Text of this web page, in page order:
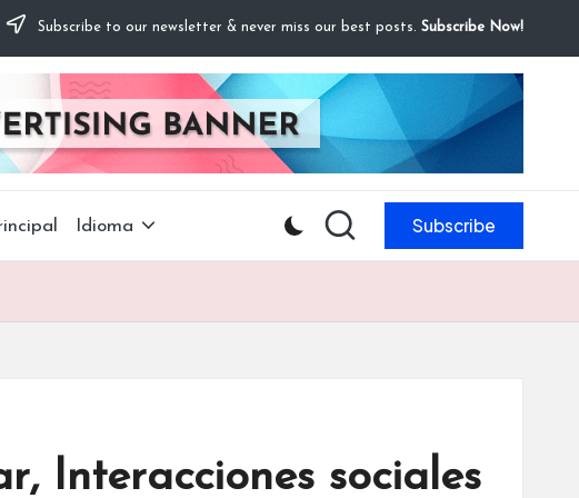
Subscribe to our newsletter & never miss our best posts. Subscribe Now!
Idioma Subscribe
Interacciones sociales